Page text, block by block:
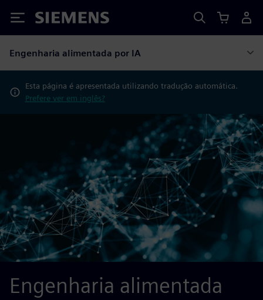
Siemens
Engenharia alimentada por IA
Esta página é apresentada utilizando tradução automática.
Prefere ver em inglês?
Engenharia alimentada